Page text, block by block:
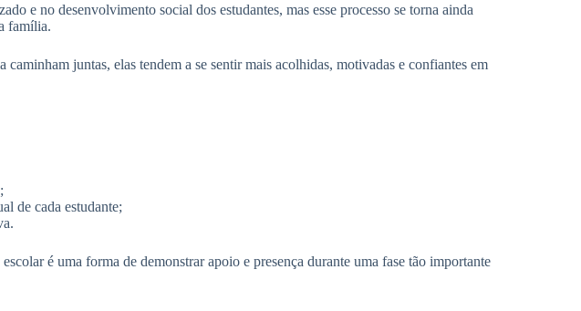
e no desenvolvimento social dos estudantes, mas esse processo se torna ainda
família.
juntas, elas tendem a se sentir mais acolhidas, motivadas e confiantes em
de cada estudante;
é uma forma de demonstrar apoio e presença durante uma fase tão importante